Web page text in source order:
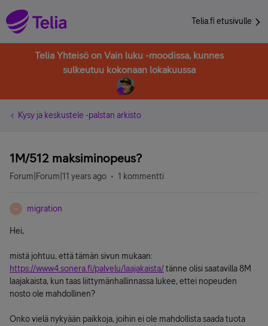
Telia.fi etusivulle
Telia Yhteisö on Vain luku -moodissa, kunnes
sulkeutuu kokonaan lokakuussa
Kysy ja keskustele -palstan arkisto
1M/512 maksiminopeus?
Forum|Forum|11 years ago 1 kommentti
M migration
Hei,
mistä johtuu, että tämän sivun mukaan:
https://www4.sonera.fi/palvelu/laajakaista/tänne olisi saatavilla 8M
laajakaista, kun taas liittymänhallinnassa lukee, ettei nopeuden
nosto ole mahdollinen?
Onko vielä nykyään paikkoja, joihin ei ole mahdollista saada tuota